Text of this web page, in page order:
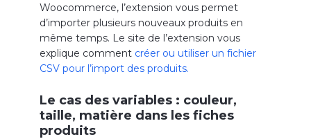
Woocommerce, l’extension vous permet
d’importer plusieurs nouveaux produits en
même temps. Le site de l’extension vous
explique comment créer ou utiliser un fichier
CSV pour l’import des produits.
Le cas des variables : couleur,
taille, matière dans les fiches
produits